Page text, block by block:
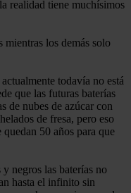
realidad tiene muchísimos
los demás solo
todavía no está
que las futuras baterías
de nubes de azúcar con
de fresa, pero eso
50 años para que
negros las baterías no
hasta el infinito sin